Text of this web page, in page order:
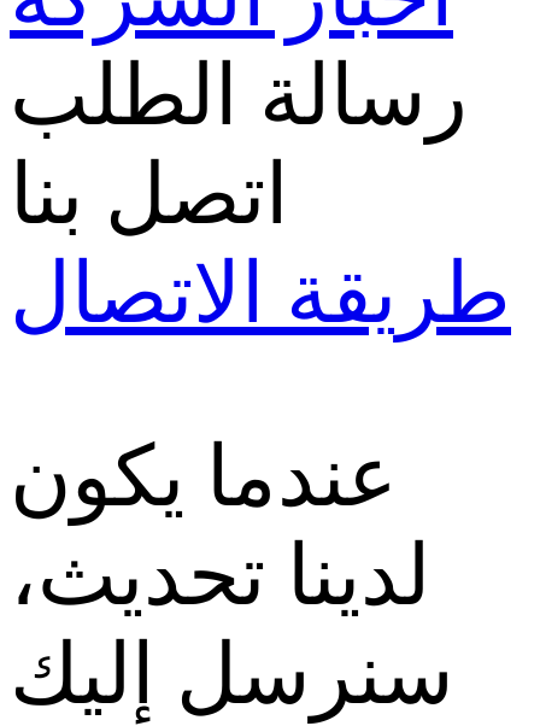
رسالة الطلب
اتصل بنا
طريقة الاتصال
عندما يكون
لدينا تحديث،
سنرسل إليك